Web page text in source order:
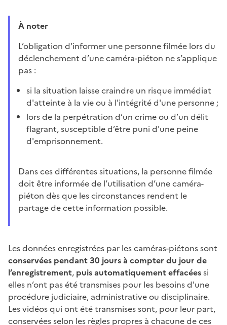
À noter
L’obligation d’informer une personne filmée lors du
déclenchement d’une caméra-piéton ne s’applique
pas :
si la situation laisse craindre un risque immédiat
d'atteinte à la vie ou à l'intégrité d'une personne ;
lors de la perpétration d’un crime ou d’un délit
flagrant, susceptible d’être puni d'une peine
d'emprisonnement.
Dans ces différentes situations, la personne filmée
doit être informée de l’utilisation d’une caméra-
piéton dès que les circonstances rendent le
partage de cette information possible.
Les données enregistrées par les caméras-piétons sont
conservées pendant 30 jours à compter du jour de
l’enregistrement, puis automatiquement effacéessi
elles n’ont pas été transmises pour les besoins d'une
procédure judiciaire, administrative ou disciplinaire.
Les vidéos qui ont été transmises sont, pour leur part,
conservées selon les règles propres à chacune de ces